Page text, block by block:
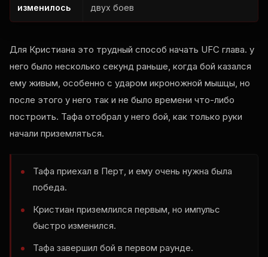
изменилось
двух боев
Для Кристиана это трудный способ начать UFC глава. у
него было несколько секунд раньше, когда бой казался
ему живым, особенно с ударом икроножной мышцы, но
после этого у него так и не было времени что-либо
построить. Тафа отобрал у него бой, как только руки
начали приземляться.
Тафа приехал в Перт, и ему очень нужна была
победа.
Кристиан приземлился первым, но импульс
быстро изменился.
Тафа завершил бой в первом раунде.